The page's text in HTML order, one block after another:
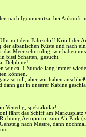
nach Igoumenitza, bei Ankunft
mit dem Fährschiff Kriti I der
albanischen Küste und nach
das Meer sehr ruhig, wir haben
bissl Schatten, gesucht.
Delphine!
wir ca. 1 Stunde lang immer
können.
so toll, aber wir haben
dann gut in unserer Kabine
Venedig, spektakulär!
fährt das Schiff am
Aeroporto, zum Ali-Park
nach Mestre, dann